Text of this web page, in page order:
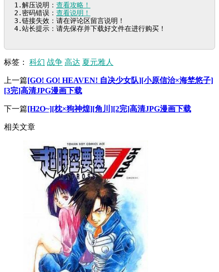
1.解压说明： 查看攻略！
2.密码错误： 查看说明！
3.链接失效：请在评论区留言说明！
4.站长提示：请先保存并下载好文件在进行购买！
标签： 科幻 战争 高达 夏元雅人
上一篇[GO! GO! HEAVEN! 自决少女队][小原信治×海埜悠子]
[3完]高清JPG漫画下载
下一篇[H2O~][枕×狗神煌][角川][2完]高清JPG漫画下载
相关文章